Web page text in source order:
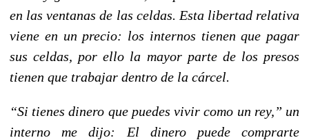
en las ventanas de las celdas. Esta libertad relativa
viene en un precio: los internos tienen que pagar
sus celdas, por ello la mayor parte de los presos
tienen que trabajar dentro de la cárcel.
“Si tienes dinero que puedes vivir como un rey,” un
interno me dijo: El dinero puede comprarte